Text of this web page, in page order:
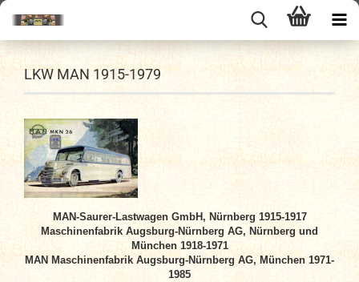
LKW MAN 1915-1979
MAN-Saurer-Lastwagen GmbH, Nürnberg 1915-1917
Maschinenfabrik Augsburg-Nürnberg AG, Nürnberg und
München 1918-1971
MAN Maschinenfabrik Augsburg-Nürnberg AG, München 1971-
1985